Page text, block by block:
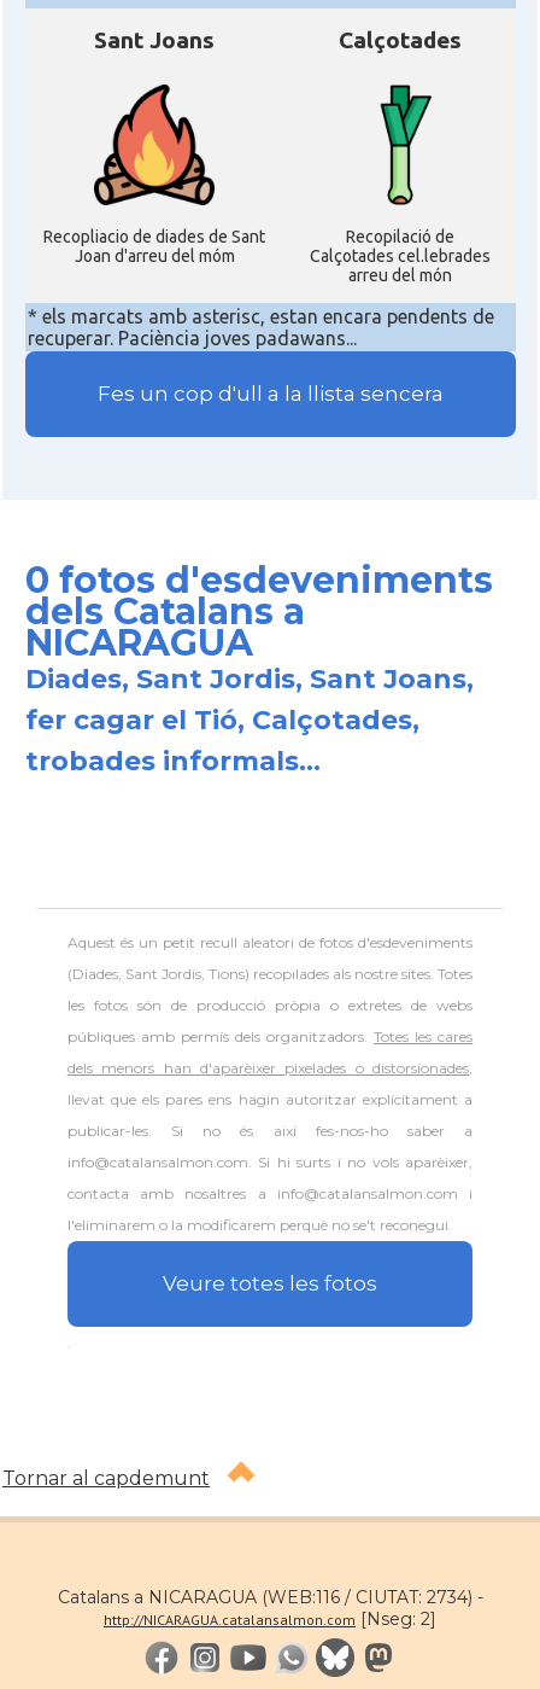
Sant Joans
Recopliacio de diades de Sant
Joan d'arreu del móm
Calçotades
Recopilació de
Calçotades cel.lebrades
arreu del món
* els marcats amb asterisc, estan encara pendents de
recuperar. Paciència joves padawans...
Fes un cop d'ull a la llista sencera
0 fotos d'esdeveniments
dels Catalans a
NICARAGUA
Diades, Sant Jordis, Sant Joans,
fer cagar el Tió, Calçotades,
trobades informals...
Aquest és un petit recull aleatori defotos d'esdeveniments
(Diades, Sant Jordis, Tions) recopilades als nostre sites. Totes
les fotos són de producció pròpia o extretes de webs
públiques amb permís dels organitzadors.Totes les cares
dels menors han d'aparèixer pixelades o distorsionades,
llevat que els pares ens hagin autoritzar explícitament a
publicar-les. Si no és així fes-nos-ho saber a
info@catalansalmon.com. Si hi surts i no vols aparèixer,
contacta amb nosaltres a info@catalansalmon.com i
l'eliminarem o la modificarem perquè no se't reconegui.
Veure totes les fotos
Tornar al capdemunt
Catalans a NICARAGUA (WEB:116 / CIUTAT: 2734) -
http://NICARAGUA.catalansalmon.com [Nseg: 2]